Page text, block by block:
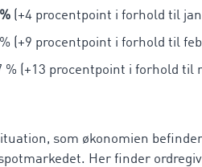
(+4 procentpoint i forhold til jan
(+9 procentpoint i forhold til feb
% (+13 procentpoint i forhold til
som økonomien
Her finder